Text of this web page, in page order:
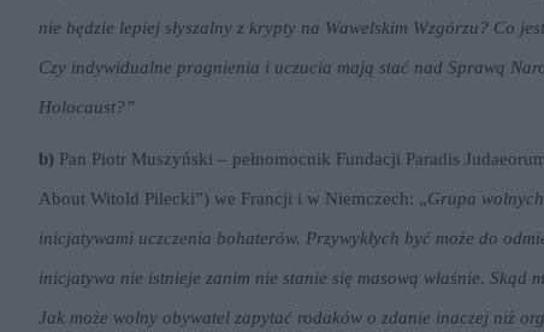
nie będzie lepiej słyszalny z krypty na Wawelskim Wzgórzu? Co
Czy indywidualne pragnienia i uczucia mają stać nad Sprawą
Holocaust?”
b) Pan Piotr Muszyński – pełnomocnik Fundacji Paradis
About Witold Pilecki”) we Francji i w Niemczech: „Grupa
inicjatywami uczczenia bohaterów. Przywykłych być może do
inicjatywa nie istnieje zanim nie stanie się masową właśnie. Skąd
Jak może wolny obywatel zapytać rodaków o zdanie inaczej niż